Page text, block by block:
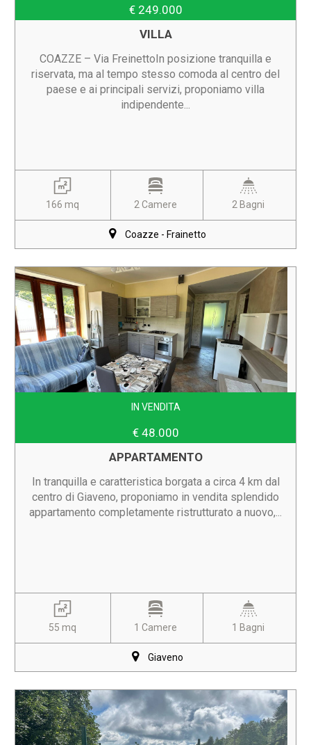
€ 249.000
VILLA
COAZZE – Via FreinettoIn posizione tranquilla e
riservata, ma al tempo stesso comoda al centro del
paese e ai principali servizi, proponiamo villa
indipendente...
166 mq 2 Camere 2 Bagni
Coazze - Frainetto
IN VENDITA
€ 48.000
APPARTAMENTO
In tranquilla e caratteristica borgata a circa 4 km dal
centro di Giaveno, proponiamo in vendita splendido
appartamento completamente ristrutturato a nuovo,...
55 mq 1 Camere 1 Bagni
Giaveno